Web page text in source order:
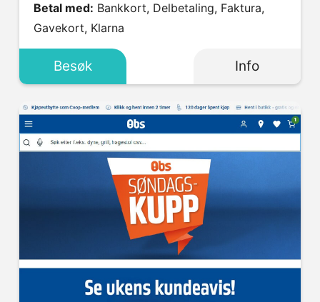
Betal med:
Gavekort, Klarna
Besøk Info